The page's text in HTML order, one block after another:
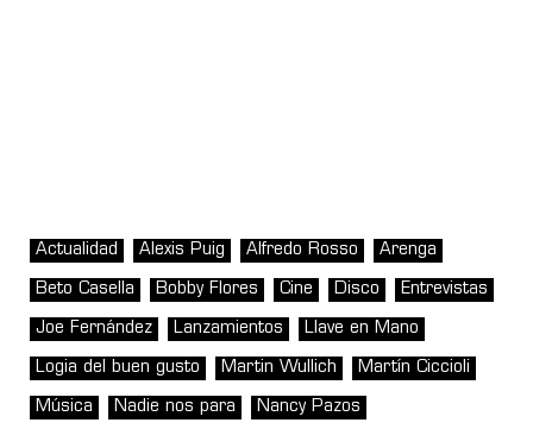
Actualidad Alexis Puig Alfredo Rosso Arenga
Beto Casella Bobby Flores Cine Disco Entrevistas
Joe Fernández Lanzamientos Llave en Mano
Logia del buen gusto Martin Wullich Martín Ciccioli
Música Nadie nos para Nancy Pazos